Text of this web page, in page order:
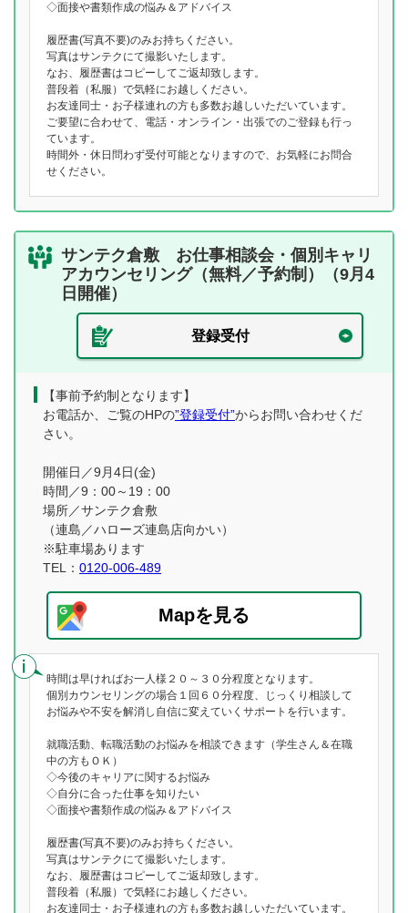
◇面接や書類作成の悩み＆アドバイス
履歴書(写真不要)のみお持ちください。
写真はサンテクにて撮影いたします。
なお、履歴書はコピーしてご返却致します。
普段着（私服）で気軽にお越しください。
お友達同士・お子様連れの方も多数お越しいただいています。
ご要望に合わせて、電話・オンライン・出張でのご登録も行っ
ています。
時間外・休日問わず受付可能となりますので、お気軽にお問合
せください。
サンテク倉敷 お仕事相談会・個別キャリ
アカウンセリング（無料／予約制）（9月4
日開催）
登録受付
【事前予約制となります】
お電話か、ご覧のHPの”登録受付”からお問い合わせくだ
さい。
開催日／9月4日(金)
時間／9：00～19：00
場所／サンテク倉敷
（連島／ハローズ連島店向かい）
※駐車場あります
TEL： 0120-006-489
Mapを見る
時間は早ければお一人様２０～３０分程度となります。
個別カウンセリングの場合１回６０分程度、じっくり相談して
お悩みや不安を解消し自信に変えていくサポートを行います。
就職活動、転職活動のお悩みを相談できます（学生さん＆在職
中の方もＯＫ）
◇今後のキャリアに関するお悩み
◇自分に合った仕事を知りたい
◇面接や書類作成の悩み＆アドバイス
履歴書(写真不要)のみお持ちください。
写真はサンテクにて撮影いたします。
なお、履歴書はコピーしてご返却致します。
普段着（私服）で気軽にお越しください。
お友達同士・お子様連れの方も多数お越しいただいています。